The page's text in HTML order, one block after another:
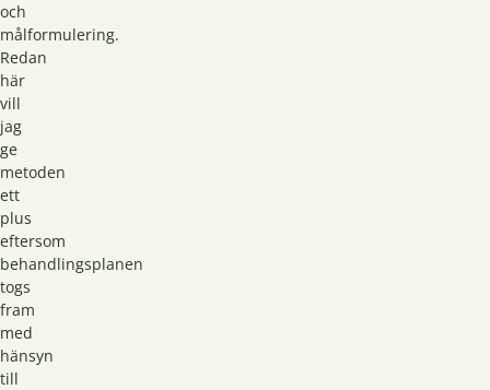
och
målformulering.
Redan
här
vill
jag
ge
metoden
ett
plus
eftersom
behandlingsplanen
togs
fram
med
hänsyn
till